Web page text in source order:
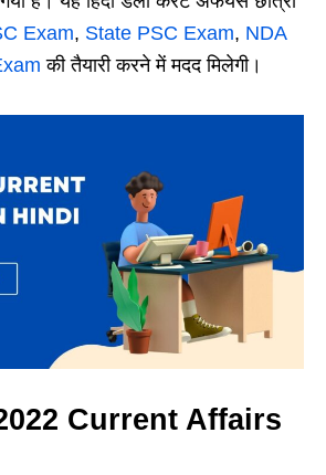
Exam, State PSC Exam, NDA
की तैयारी करने में मदद मिलेगी।
Current Affairs